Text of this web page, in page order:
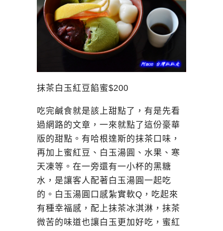
抹茶白玉紅豆餡蜜$200
吃完鹹食就是該上甜點了，有是先看
過網路的文章，一來就點了這份豪華
版的甜點。有哈根達斯的抹茶口味，
再加上蜜紅豆、白玉湯圓、水果、寒
天凍等。在一旁還有一小杯的黑糖
水，是讓客人配著白玉湯圓一起吃
的。白玉湯圓口感紮實軟Q，吃起來
有種幸福感，配上抹茶冰淇淋，抹茶
微苦的味道也讓白玉更加好吃，蜜紅